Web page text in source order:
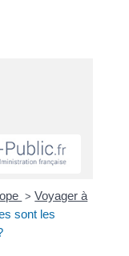
> Voyager à
sont les